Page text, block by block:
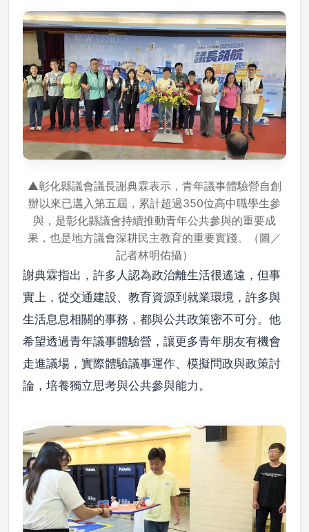
▲彰化縣議會議長謝典霖表示，青年議事體驗營自創
辦以來已邁入第五屆，累計超過350位高中職學生參
與，是彰化縣議會持續推動青年公共參與的重要成
果，也是地方議會深耕民主教育的重要實踐。（圖／
記者林明佑攝）
謝典霖指出，許多人認為政治離生活很遙遠，但事
實上，從交通建設、教育資源到就業環境，許多與
生活息息相關的事務，都與公共政策密不可分。他
希望透過青年議事體驗營，讓更多青年朋友有機會
走進議場，實際體驗議事運作、模擬問政與政策討
論，培養獨立思考與公共參與能力。